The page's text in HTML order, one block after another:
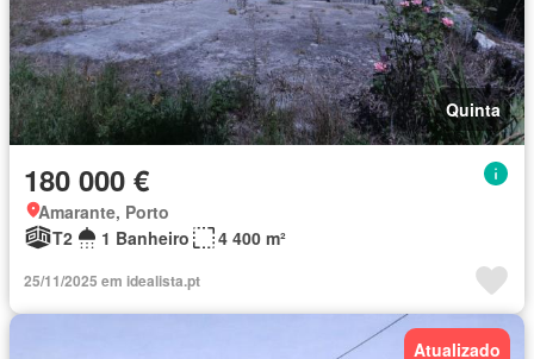
Quinta
180 000 €
Amarante, Porto
T2
1 Banheiro 4 400 m²
25/11/2025 em idealista.pt
Atualizado